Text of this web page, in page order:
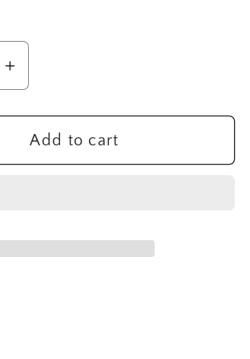
Increase
quantity
for
Parfum
pour
Add to cart